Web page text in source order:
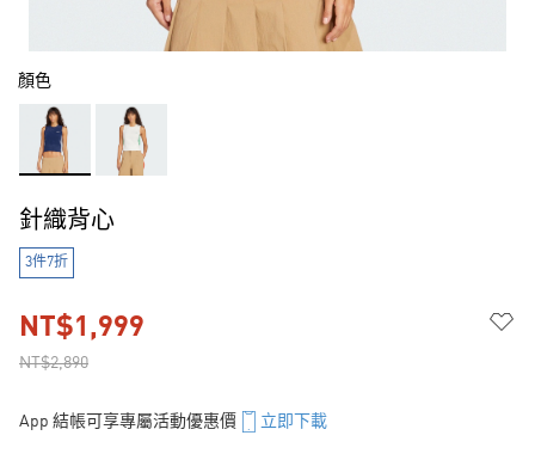
顏色
針織背心
3件7折
NT$2,890
NT$1,999
App 結帳可享專屬活動優惠價 立即下載